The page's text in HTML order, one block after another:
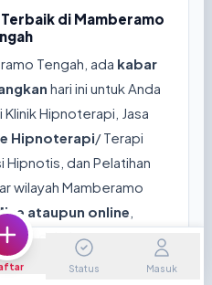
di Mamberamo
Tengah, ada kabar
hari ini untuk Anda
Hipnoterapi, Jasa
Hipnoterapi/ Terapi
Hipnotis, dan Pelatihan
wilayah Mamberamo
ataupun online
dahulu pertanyaan
ini ya...😊
Status Masuk